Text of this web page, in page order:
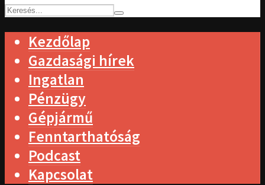
Kezdőlap
Gazdasági hírek
Ingatlan
Pénzügy
Gépjármű
Fenntarthatóság
Podcast
Kapcsolat